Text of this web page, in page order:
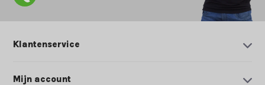
Klantenservice
Mijn account